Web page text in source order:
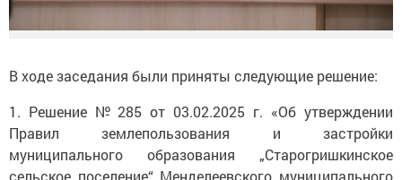
В ходе заседания были приняты следующие решение:
1. Решение № 285 от 03.02.2025 г. «Об утверждении
Правил землепользования и застройки
муниципального образования „Старогришкинское
сельское поселение“ Менделеевского муниципального